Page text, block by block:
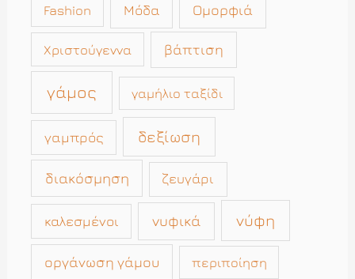
Fashion Μόδα Ομορφιά
Χριστούγεννα βάπτιση
γάμος γαμήλιο ταξίδι
γαμπρός δεξίωση
διακόσμηση ζευγάρι
καλεσμένοι νυφικά νύφη
οργάνωση γάμου περιποίηση